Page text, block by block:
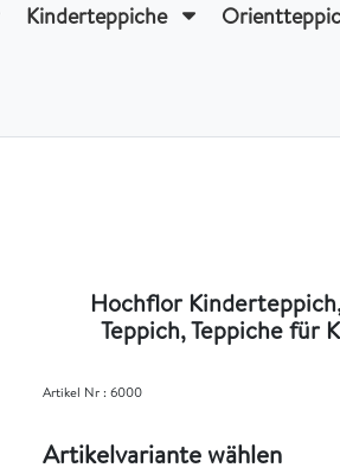
Kinderteppiche
Hochflor
Teppich, Teppiche für
Artikel Nr :6000
Artikelvariante wählen